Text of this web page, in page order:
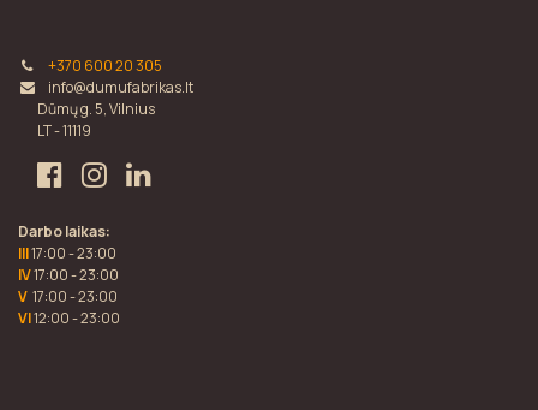
+370 600 20 305
info@dumufabrikas.lt
Dūmų g. 5, Vilnius
LT - 11119
Darbo laikas:
III17:00 - 23:00
IV17:00 - 23:00
V 17:00 - 23:00
VI12:00 - 23:00